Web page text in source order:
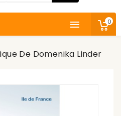
0

De Domenika Linder